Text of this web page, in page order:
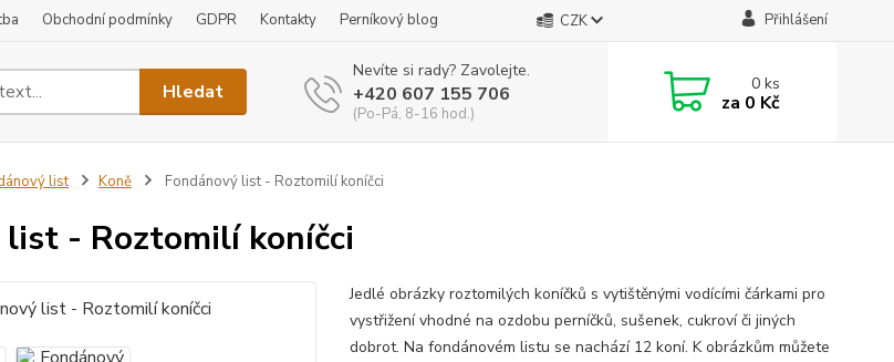
Obchodní podmínky GDPR Kontakty Perníkový blog CZK Přihlášení
Hledat
Nevíte si rady? Zavolejte.
+420 607 155 706
(Po-Pá, 8-16 hod.)
0ks
za 0 Kč
list Koně Fondánový list - Roztomilí koníčci
list - Roztomilí koníčci
Jedlé obrázky roztomilých koníčků s vytištěnými vodícími čárkami pro
vystřižení vhodné na ozdobu perníčků, sušenek, cukroví či jiných
dobrot. Na fondánovém listu se nachází 12 koní. K obrázkům můžete